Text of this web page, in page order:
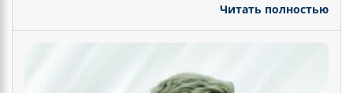
Читать полностью